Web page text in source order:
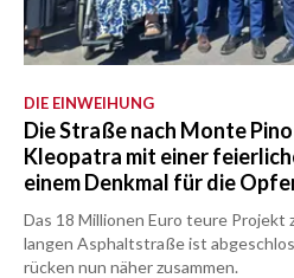
DIE EINWEIHUNG
Die Straße nach Monte
Kleopatra mit einer
einem Denkmal für die
Das 18 Millionen Euro teure
langen Asphaltstraße ist
rücken nun näher zusammen.